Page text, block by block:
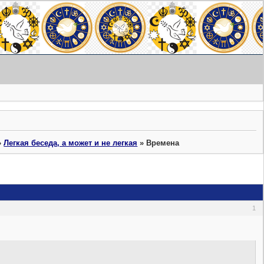
Легкая беседа, а может и не легкая »Времена
1